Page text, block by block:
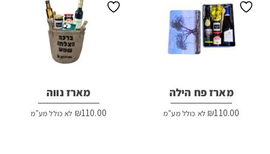
מארז פח הילה
₪110.00 לא כולל מע"מ
מארז נווה
₪110.00 לא כולל מע"מ